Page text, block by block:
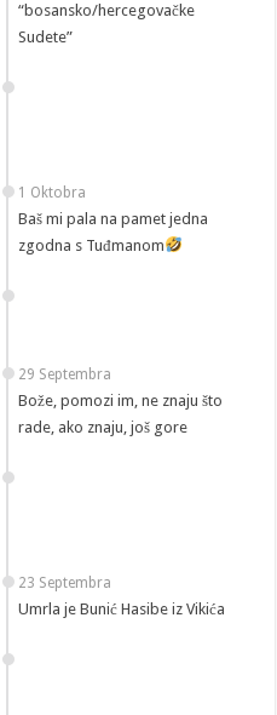
“bosansko/hercegovačke
Sudete”
1 Oktobra
Baš mi pala na pamet jedna
zgodna s Tuđmanom
29 Septembra
Bože, pomozi im, ne znaju što
rade, ako znaju, još gore
23 Septembra
Umrla je Bunić Hasibe iz Vikića